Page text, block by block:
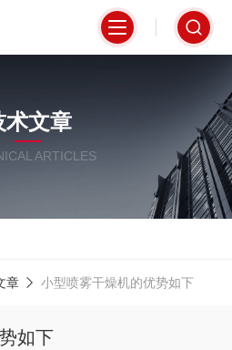
术文章
ARTICLES
章 小型喷雾干燥机的优势如下
如下